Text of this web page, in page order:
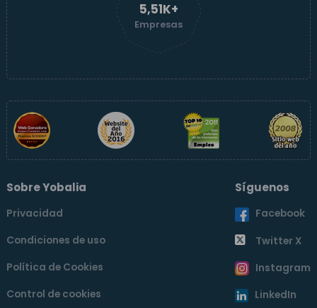
5,52K+
Empresas
Sobre Yobalia
Privacidad
Condiciones de uso
Política de Cookies
Control de cookies
Síguenos
Facebook
Twitter X
Instagram
LinkedIn